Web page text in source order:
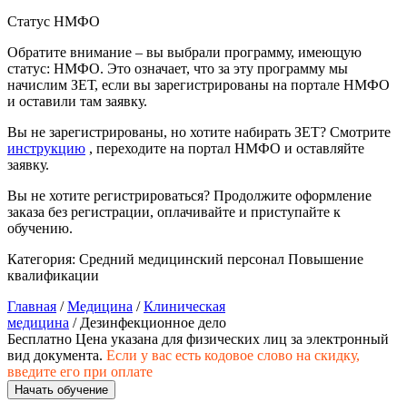
Экологическая безопасность в
промышленности
Управление охраной труда.
Техносферная безопасность
Безопасность труда
Экономика и управление
Управление производством
общественного питания в
организации
Управление административно-
Статус НМФО
Обратите внимание – вы выбрали программу, имеющую
статус: НМФО. Это означает, что за эту программу мы
начислим ЗЕТ, если вы зарегистрированы на портале НМФО
и оставили там заявку.
Вы не зарегистрированы, но хотите набирать ЗЕТ? Смотрите
инструкцию , переходите на портал НМФО и оставляйте
заявку.
Вы не хотите регистрироваться? Продолжите оформление
заказа без регистрации, оплачивайте и приступайте к
обучению.
Категория: Средний медицинский персонал Повышение
квалификации
Главная /Медицина /Клиническая
медицина / Дезинфекционное дело
Бесплатно Цена указана для физических лиц за электронный
вид документа. Если у вас есть кодовое слово на скидку,
введите его при оплате
Начать обучение